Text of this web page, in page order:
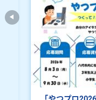
2026年08月07日
令和８年熊本地震に伴